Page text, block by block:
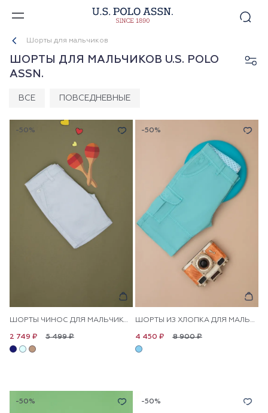
Шорты для мальчиков
ШОРТЫ ДЛЯ МАЛЬЧИКОВ U.S. POLO
ASSN.
ВСЕ ПОВСЕДНЕВНЫЕ
-50%
ШОРТЫ ЧИНОС ДЛЯ МАЛЬЧИКОВ
5 499 ₽
2 749 ₽
-50%
ШОРТЫ ИЗ ХЛОПКА ДЛЯ МАЛЬЧИКОВ
8 900 ₽
4 450 ₽
-50% -50%